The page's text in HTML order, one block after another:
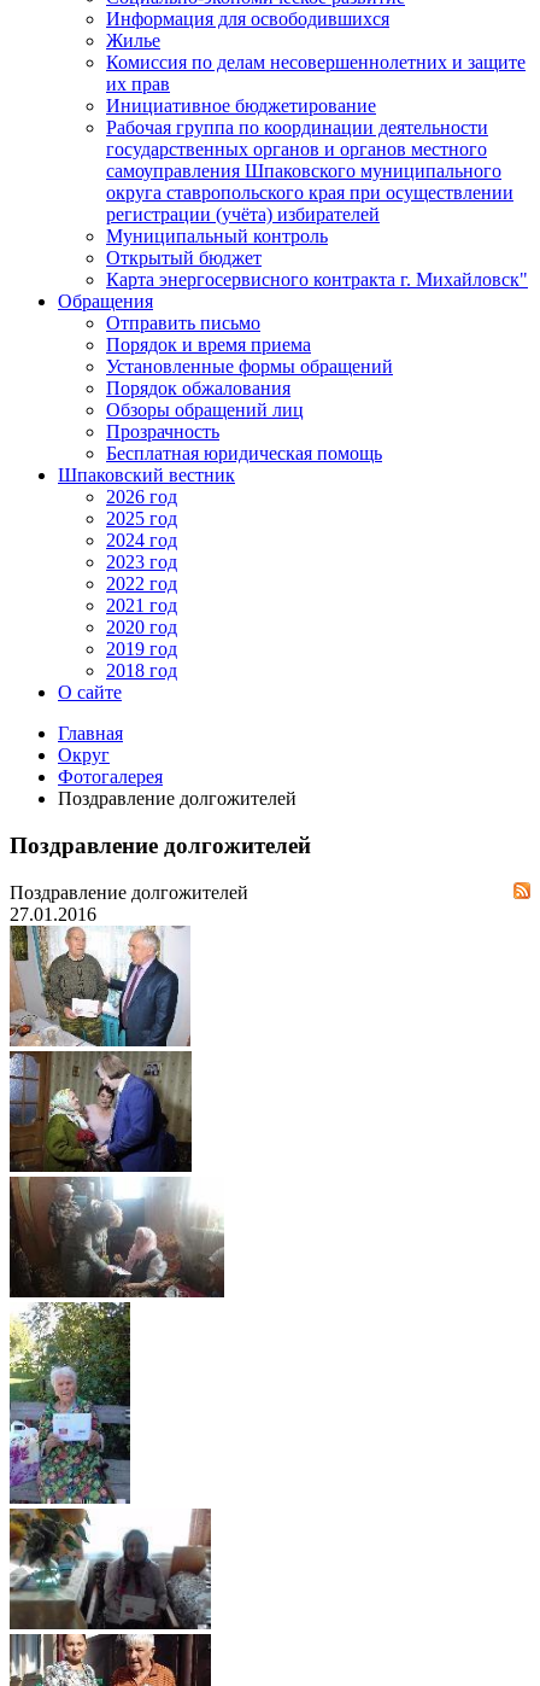
Информация для освободившихся
Жилье
Комиссия по делам несовершеннолетних и защите
их прав
Инициативное бюджетирование
Рабочая группа по координации деятельности
государственных органов и органов местного
самоуправления Шпаковского муниципального
округа ставропольского края при осуществлении
регистрации (учёта) избирателей
Муниципальный контроль
Открытый бюджет
Карта энергосервисного контракта г. Михайловск"
Обращения
Отправить письмо
Порядок и время приема
Установленные формы обращений
Порядок обжалования
Обзоры обращений лиц
Прозрачность
Бесплатная юридическая помощь
Шпаковский вестник
2026 год
2025 год
2024 год
2023 год
2022 год
2021 год
2020 год
2019 год
2018 год
О сайте
Главная
Округ
Фотогалерея
Поздравление долгожителей
Поздравление долгожителей
Поздравление долгожителей
27.01.2016